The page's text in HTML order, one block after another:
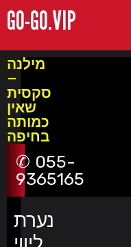
GO-GO.VIP
מילנה
–
סקסית
שאין
כמותה
בחיפה
055-
9365165
נערת